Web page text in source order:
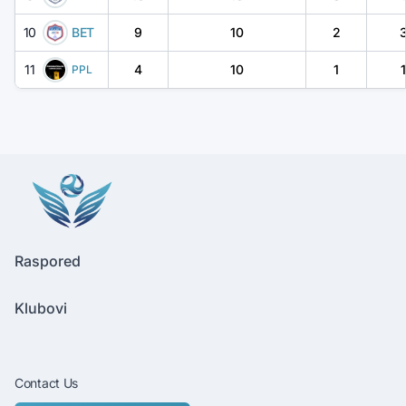
10 BET 9 10 2
11 PPL 4 10 1 1
Raspored
Klubovi
Contact Us